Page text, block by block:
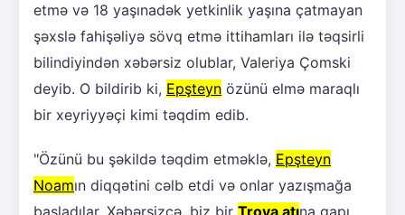
etmə və 18 yaşınadək yetkinlik yaşına çatmayan
şəxslə fahişəliyə sövq etmə ittihamları ilə təqsirli
bilindiyindən xəbərsiz olublar, Valeriya Çomski
deyib. O bildirib ki, Epşteyn özünü elmə maraqlı
bir xeyriyyəçi kimi təqdim edib.
"Özünü bu şəkildə təqdim etməklə, Epşteyn
Noamın diqqətini cəlb etdi və onlar yazışmağa